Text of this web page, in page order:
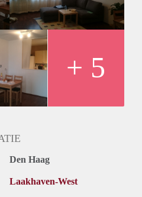
Rent is 450,- to 550,- per
No smoking inside the
+ 5
Den Haag
Laakhaven-West